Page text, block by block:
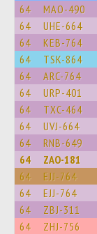
64 MAO-490
64 UHE-664
64 KEB-764
64 TSK-864
64 ARC-764
64 URP-401
64 TXC-464
64 UVJ-664
64 RNB-649
64 ZAO-181
64 EJJ-764
64 EJJ-764
64 ZBJ-311
64 ZHJ-756